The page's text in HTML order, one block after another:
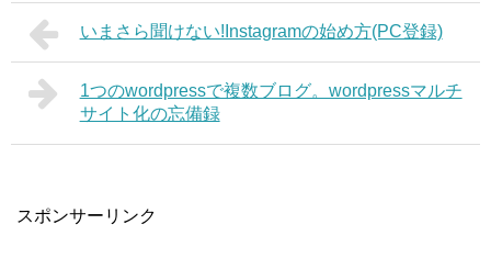
いまさら聞けない!Instagramの始め方(PC登録)
1つのwordpressで複数ブログ。wordpressマルチ
サイト化の忘備録
スポンサーリンク